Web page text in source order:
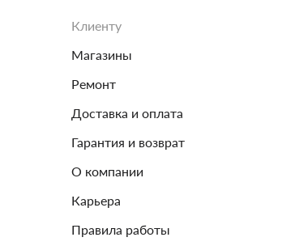
Клиенту
Магазины
Ремонт
Доставка и оплата
Гарантия и возврат
О компании
Карьера
Правила работы